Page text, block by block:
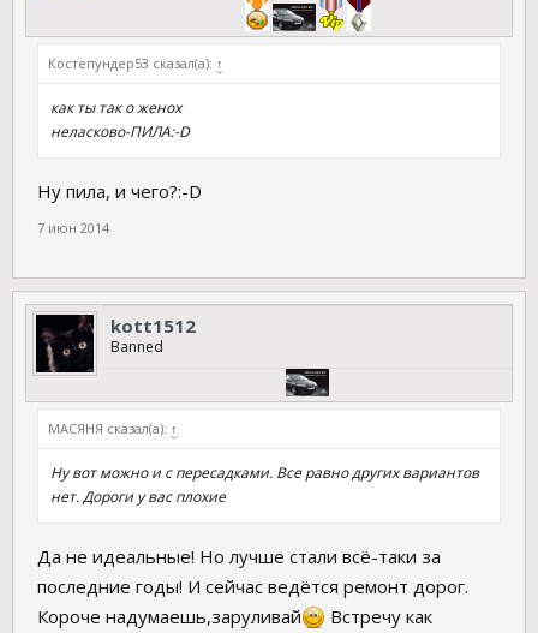
Костепундер53 сказал(а): ↑
как ты так о женох
неласково-ПИЛА:-D
Ну пила, и чего?:-D
7 июн 2014
kott1512
Banned
МАСЯНЯ сказал(а): ↑
Ну вот можно и с пересадками. Все равно других вариантов
нет. Дороги у вас плохие
Да не идеальные! Но лучше стали всё-таки за
последние годы! И сейчас ведётся ремонт дорог.
Короче надумаешь,заруливай
Встречу как